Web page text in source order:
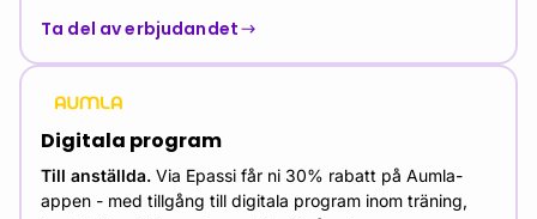
Ta del av erbjudandet
Digitala program
Till anställda. Via Epassi får ni 30% rabatt på Aumla-
appen - med tillgång till digitala program inom träning,